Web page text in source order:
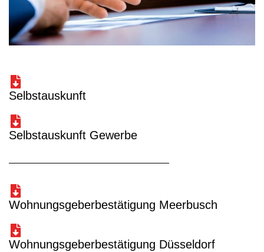
Selbstauskunft
Selbstauskunft Gewerbe
Wohnungsgeberbestätigung Meerbusch
Wohnungsgeberbestätigung Düsseldorf